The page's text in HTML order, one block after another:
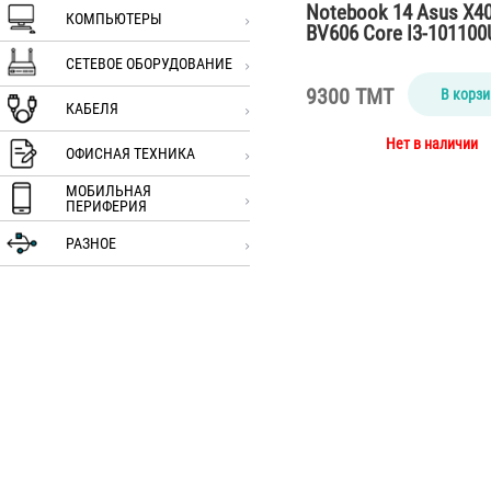
КОМПЬЮТЕРЫ
СЕТЕВОЕ ОБОРУДОВАНИЕ
КАБЕЛЯ
ОФИСНАЯ ТЕХНИКА
МОБИЛЬНАЯ
ПЕРИФЕРИЯ
РАЗНОЕ
Notebook 14 Asus
BV606 Core I3-
9300 TMT В
Нет в наличии